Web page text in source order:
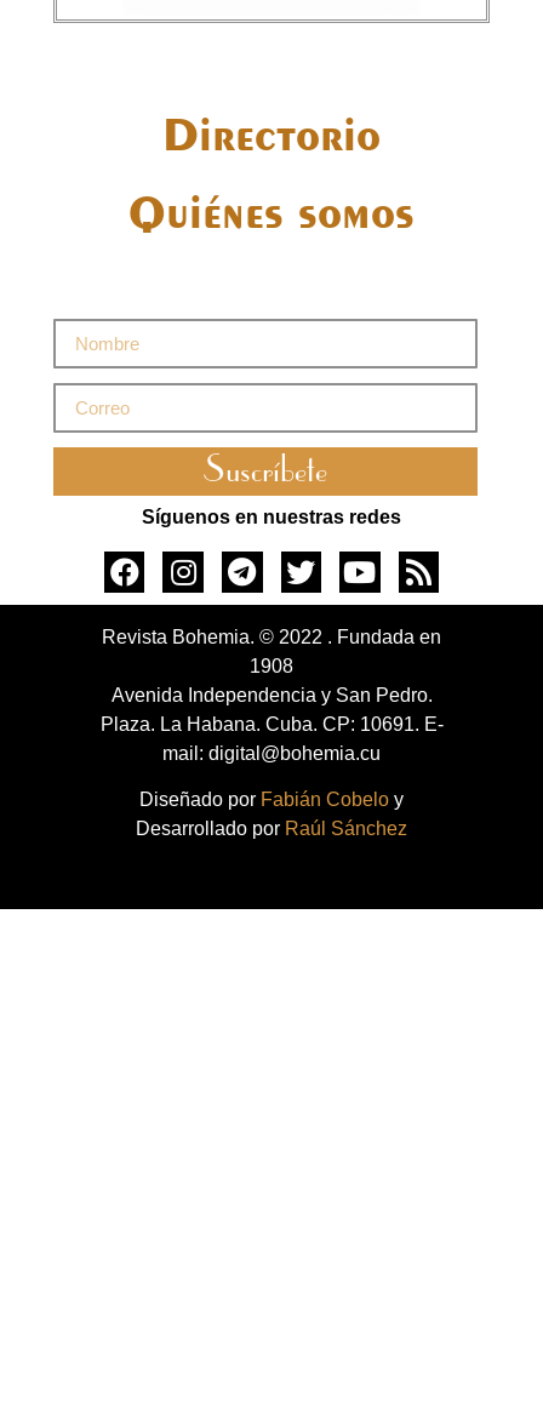
Directorio
Quiénes somos
Suscríbete
Síguenos en nuestras redes
Revista Bohemia. © 2022 . Fundada en
1908
Avenida Independencia y San Pedro.
Plaza. La Habana. Cuba. CP: 10691. E-
mail: digital@bohemia.cu
Diseñado por Fabián Cobelo y
Desarrollado por Raúl Sánchez